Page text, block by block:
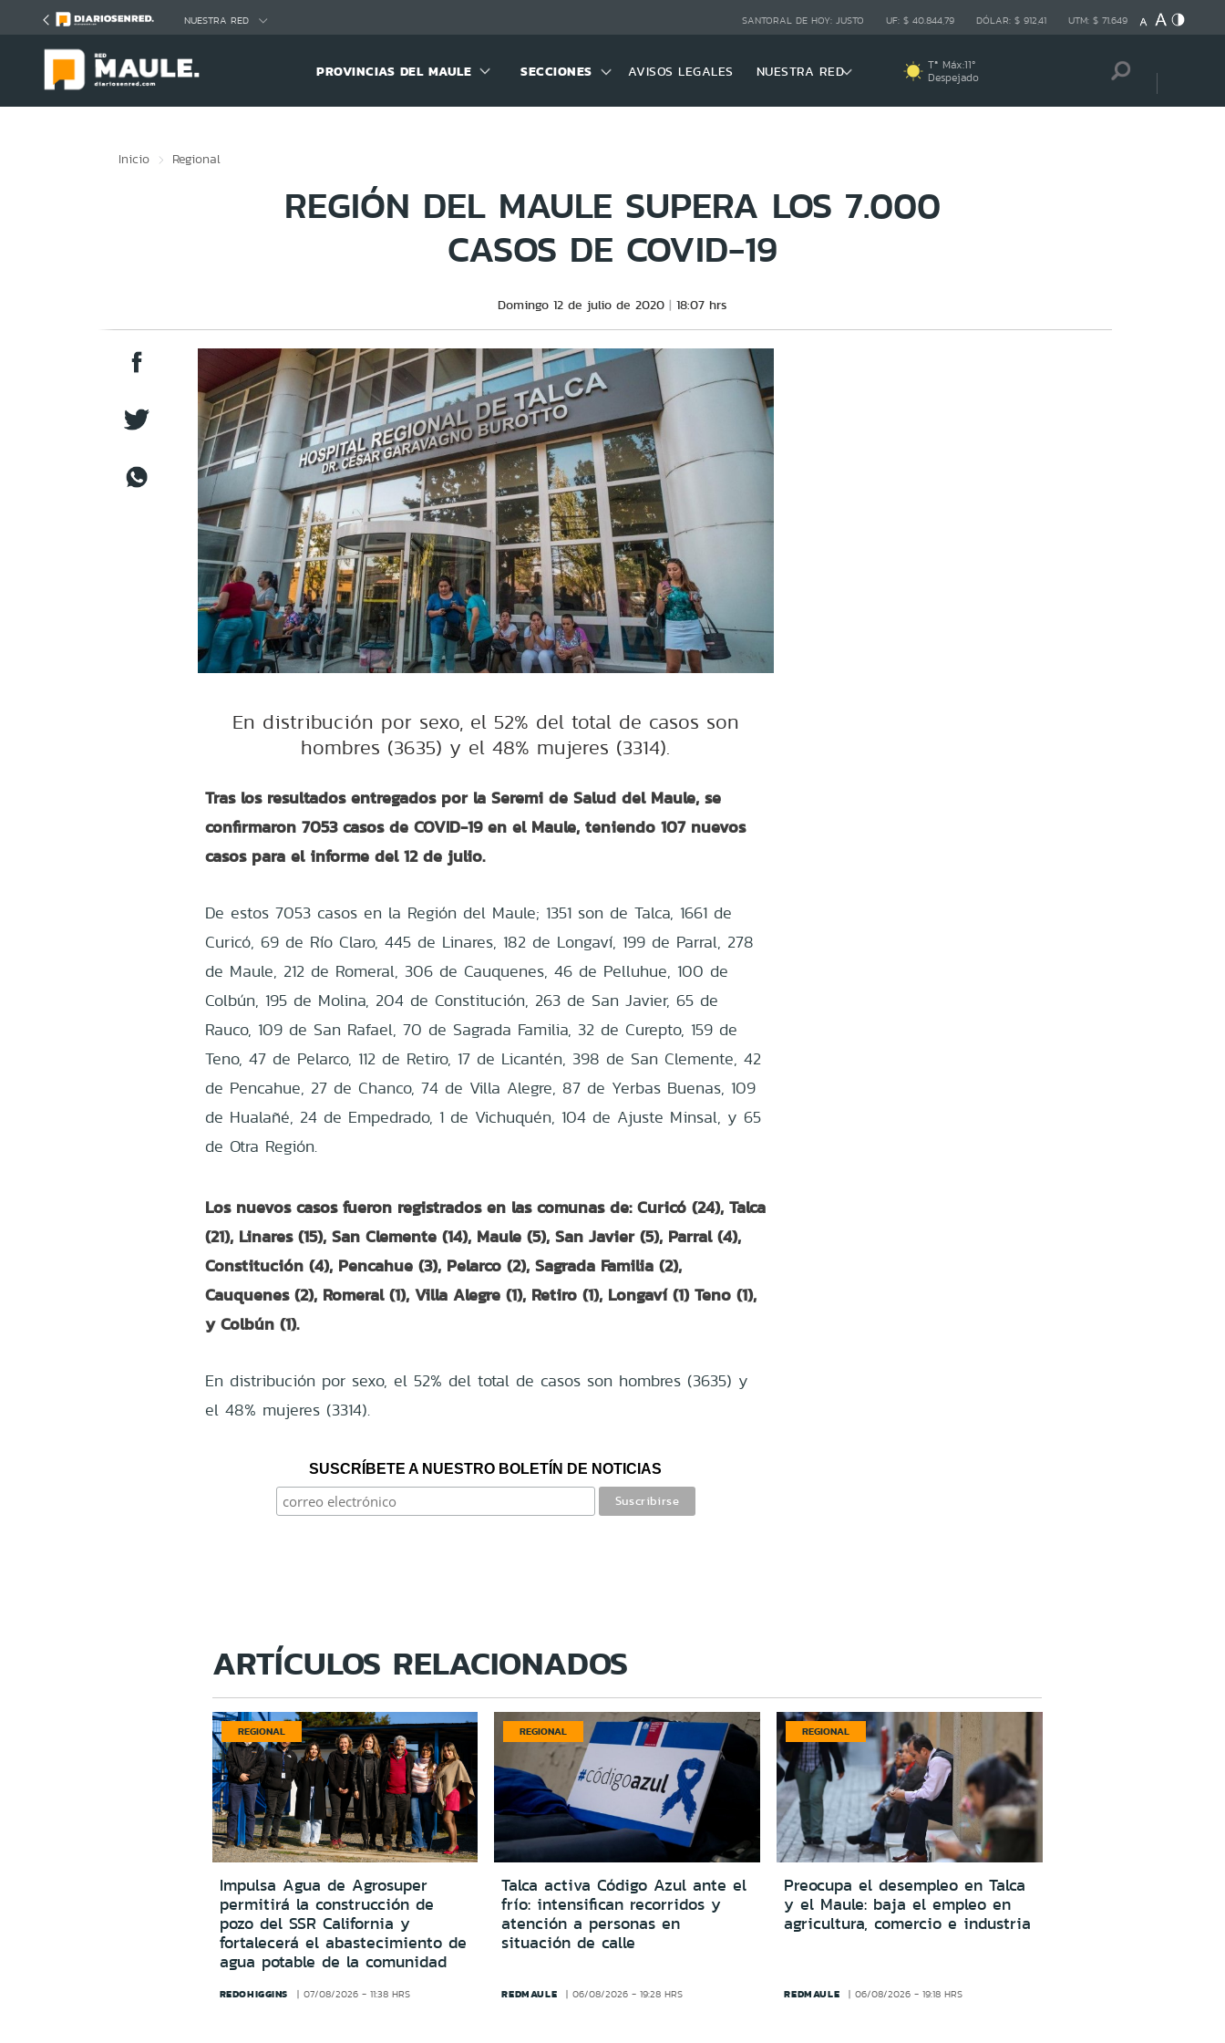
NUESTRA RED SANTORAL DE HOY: JUSTO UF: $ 40.844,79 DÓLAR: $ 912,41 UTM: $ 71.649
PROVINCIAS DEL MAULE SECCIONES AVISOS LEGALES NUESTRA RED Tª Máx:11º
Despejado
Inicio Regional
REGIÓN DEL MAULE SUPERA LOS 7.000
CASOS DE COVID-19
Domingo 12 de julio de 2020 18:07 hrs
En distribución por sexo, el 52% del total de casos son
hombres (3635) y el 48% mujeres (3314).
Tras los resultados entregados por la Seremi de Salud del Maule, se
confirmaron 7053 casos de COVID-19 en el Maule, teniendo 107 nuevos
casos para el informe del 12 de julio.
De estos 7053 casos en la Región del Maule; 1351 son de Talca, 1661 de
Curicó, 69 de Río Claro, 445 de Linares, 182 de Longaví, 199 de Parral, 278
de Maule, 212 de Romeral, 306 de Cauquenes, 46 de Pelluhue, 100 de
Colbún, 195 de Molina, 204 de Constitución, 263 de San Javier, 65 de
Rauco, 109 de San Rafael, 70 de Sagrada Familia, 32 de Curepto, 159 de
Teno, 47 de Pelarco, 112 de Retiro, 17 de Licantén, 398 de San Clemente, 42
de Pencahue, 27 de Chanco, 74 de Villa Alegre, 87 de Yerbas Buenas, 109
de Hualañé, 24 de Empedrado, 1 de Vichuquén, 104 de Ajuste Minsal, y 65
de Otra Región.
Los nuevos casos fueron registrados en las comunas de: Curicó (24), Talca
(21), Linares (15), San Clemente (14), Maule (5), San Javier (5), Parral (4),
Constitución (4), Pencahue (3), Pelarco (2), Sagrada Familia (2),
Cauquenes (2), Romeral (1), Villa Alegre (1), Retiro (1), Longaví (1) Teno (1),
y Colbún (1).
En distribución por sexo, el 52% del total de casos son hombres (3635) y
el 48% mujeres (3314).
SUSCRÍBETE A NUESTRO BOLETÍN DE NOTICIAS
ARTÍCULOS RELACIONADOS
REGIONAL
Impulsa Agua de Agrosuper
permitirá la construcción de
pozo del SSR California y
fortalecerá el abastecimiento de
agua potable de la comunidad
REDOHIGGINS 07/08/2026 - 11:38 HRS
REGIONAL
Talca activa Código Azul ante el
frío: intensifican recorridos y
atención a personas en
situación de calle
REDMAULE 06/08/2026 - 19:28 HRS
REGIONAL
Preocupa el desempleo en Talca
y el Maule: baja el empleo en
agricultura, comercio e industria
REDMAULE 06/08/2026 - 19:18 HRS